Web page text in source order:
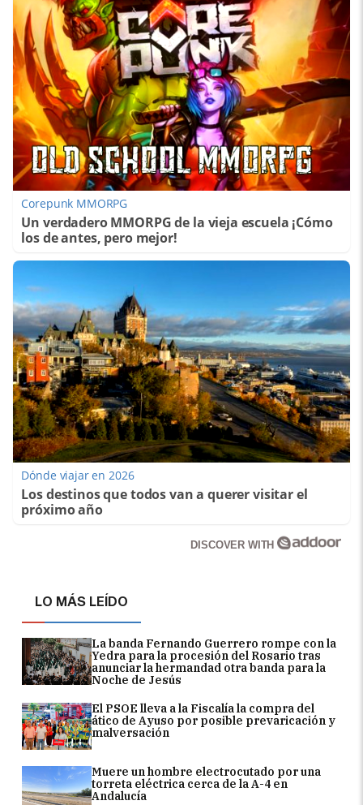
LO MÁS LEÍDO
La banda Fernando Guerrero rompe con la
Yedra para la procesión del Rosario tras
anunciar la hermandad otra banda para la
Noche de Jesús
El PSOE lleva a la Fiscalía la compra del
ático de Ayuso por posible prevaricación y
malversación
Muere un hombre electrocutado por una
torreta eléctrica cerca de la A-4 en
Andalucía
Corepunk MMORPG
Un verdadero MMORPG de la vieja escuela ¡Cómo
los de antes, pero mejor!
Dónde viajar en 2026
Los destinos que todos van a querer visitar el
próximo año
DISCOVER WITH